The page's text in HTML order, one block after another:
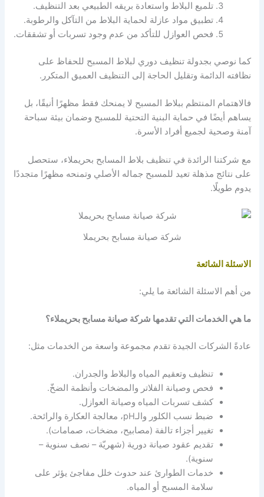
تلميع البلاط واستعادة بريقه الطبيعي بعد التنظيف.
تطبيق مواد عازلة لحماية البلاط من التآكل والرطوبة.
فحص العوازل للتأكد من عدم وجود تسربات أو تشققات.
كما نوصي بجدولة تنظيف دوري لبلاط المسبح للحفاظ على
نظافته الدائمة وتقليل الحاجة إلى التنظيف العميق المتكرر.
فالاهتمام المنتظم ببلاط المسبح لا يمنحك فقط مظهرًا أنيقًا، بل
يساهم أيضًا في حماية البنية التحتية للمسبح وضمان بيئة سباحة
آمنة وصحية لجميع أفراد الأسرة.
مع شركتنا الرائدة في تنظيف بلاط المسابح بحريملاء، ستحصل
على نتائج مذهلة تعيد للمسبح جماله الأصلي وتمنحه مظهرًا متجددًا
يدوم طويلًا.
شركة صيانة مسابح بحريملا
الاسئلة الشائعة
من أهم الاسئلة الشائعة ما يلي:
ما هي الخدمات التي تقدمها شركة صيانة مسابح بحريملاء؟
عادةً الشركات الجيدة تقدم مجموعة واسعة من الخدمات مثل:
تنظيف وتعقيم المياه والبلاط والجدران.
فحص وصيانة الفلاتر والمضخات وأنظمة الضخّ.
كشف تسربات المياه وصيانة العوازل.
ضبط نسب الكلور والـpH، معالجة العكارة والرائحة.
تغيير أجزاء تالفة (مصابيح، مضخات، صمامات).
تقديم عقود صيانة دورية (شهريّة – نصف سنوية –
سنوية).
خدمات الطوارئ عند حدوث خلل مفاجئ يؤثر على
سلامة المسبح أو المياه.